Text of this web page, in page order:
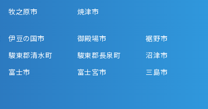
牧之原市
焼津市
伊豆の国市 御殿場市
裾野市
駿東郡清水町
駿東郡長泉町
沼津市
富士市
富士宮市 三島市